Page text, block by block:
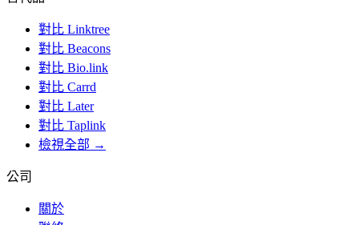
對比 Linktree
對比 Beacons
對比 Bio.link
對比 Carrd
對比 Later
對比 Taplink
檢視全部 →
公司
關於